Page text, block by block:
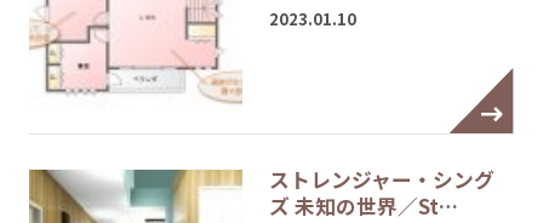
2023.01.10
ストレンジャー・シング
ズ 未知の世界／St…